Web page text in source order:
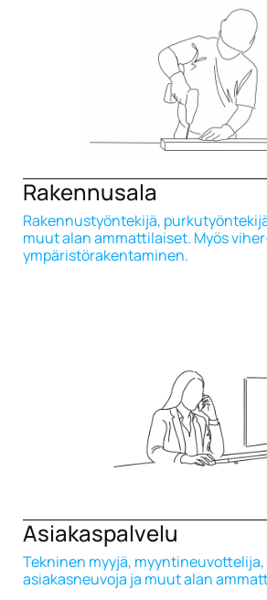
Rakennusala
Rakennustyöntekijä,
muut alan ammattilaiset. Myös
ympäristörakentaminen.
Asiakaspalvelu
Tekninen myyjä,
asiakasneuvoja ja muut alan